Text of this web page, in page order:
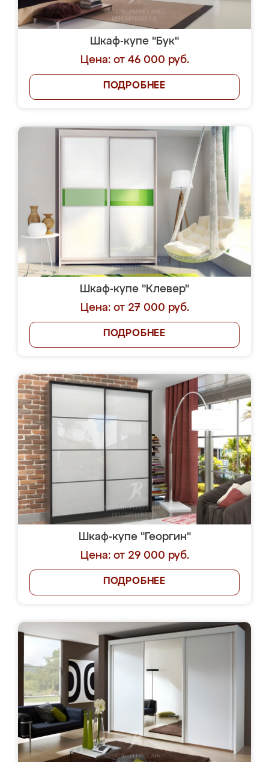
Шкаф-купе "Бук"
Цена: от 46 000 руб.
ПОДРОБНЕЕ
Шкаф-купе "Клевер"
Цена: от 27 000 руб.
ПОДРОБНЕЕ
Шкаф-купе "Георгин"
Цена: от 29 000 руб.
ПОДРОБНЕЕ